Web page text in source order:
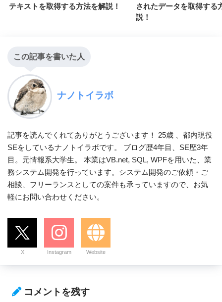
テキストを取得する方法を解説！
されたデータを取得する
説！
この記事を書いた人
ナノトイラボ
記事を読んでくれてありがとうございます！ 25歳 、都内現役
SEをしているナノトイラボです。 ブログ歴4年目、SE歴3年
目。元情報系大学生。 本業はVB.net, SQL, WPFを用いた、業
務システム開発を行っています。システム開発のご依頼・ご
相談、フリーランスとしての案件も承っていますので、お気
軽にお問い合わせください。
X Instagram Website
コメントを残す